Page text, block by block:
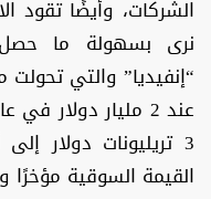
الشركات، وأيضًا تقود
نرى بسهولة ما
“إنفيديا” والتي
3 تريليونات دولار
القيمة السوقية مؤخرًا وذلك